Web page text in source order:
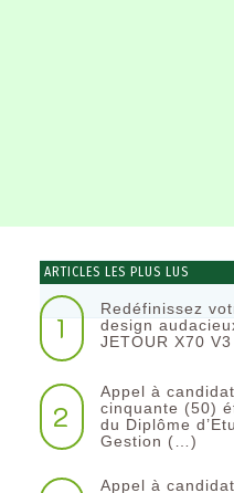
ARTICLES LES PLUS LUS
1
Redéfinissez
design
JETOUR X70 V3
2
Appel à
cinquante (50)
du Diplôme
Gestion (…)
Appel à